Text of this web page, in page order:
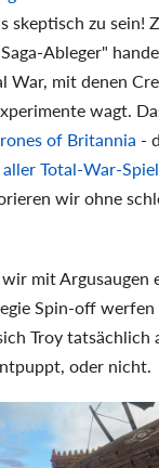
skeptisch zu sein!
Ableger"
War, mit denen
wagt.
of Britannia -
Total-War-
wir ohne
mit Argusaugen
Spin-off werfen
Troy tatsächlich
oder nicht.